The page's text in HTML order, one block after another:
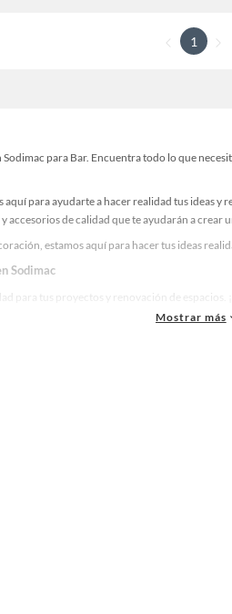
1
para Bar. Encuentra todo lo que
aquí para ayudarte a hacer realidad tus ideas
accesorios de calidad que te ayudarán a crear
estamos aquí para hacer tus ideas
Sodimac
para tus proyectos y renovación de espacios.
Bar en Sodimac. Encuentra todo lo necesario
Mostrar más